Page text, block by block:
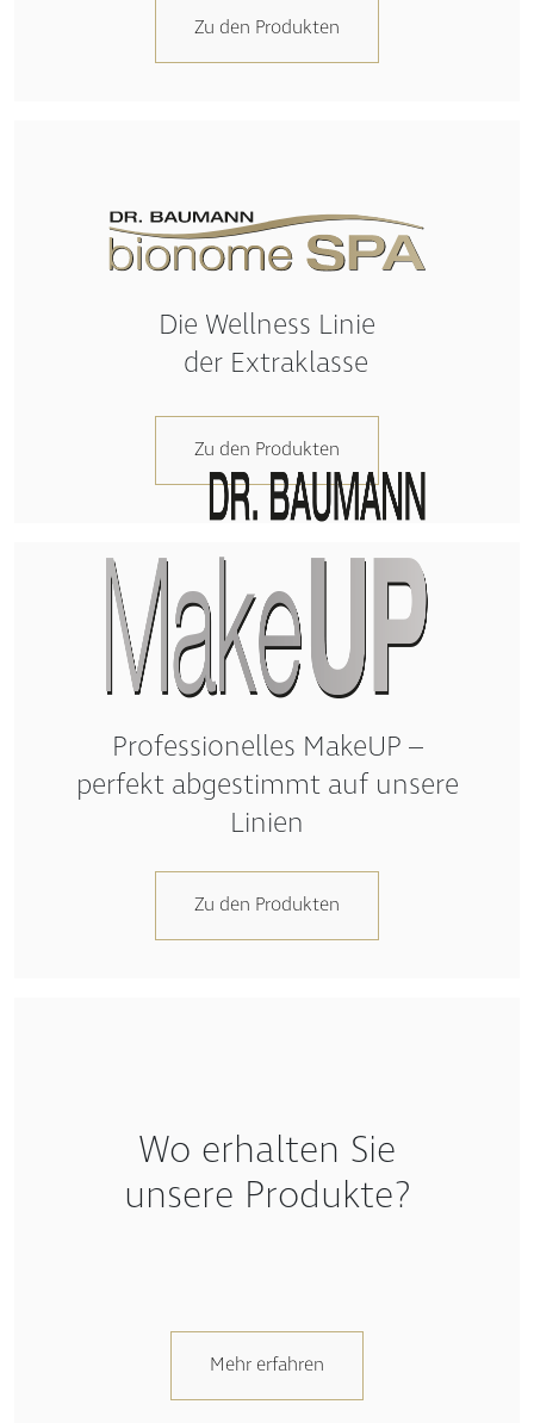
Zu den Produkten
Die Wellness Linie
der Extraklasse
Zu den Produkten
Professionelles MakeUP –
perfekt abgestimmt auf unsere
Linien
Zu den Produkten
Wo erhalten Sie
unsere Produkte?
Mehr erfahren